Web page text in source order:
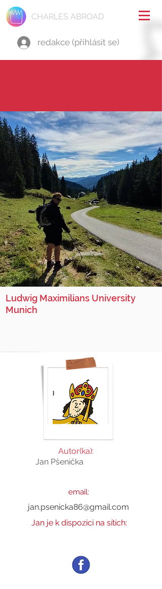
CHARLES ABROAD
redakce (přihlásit se)
Ludwig Maximilians University
Munich
Autor(ka):
Jan Pšenička
email:
jan.psenicka86@gmail.com
Jan je k dispozici na sítích: